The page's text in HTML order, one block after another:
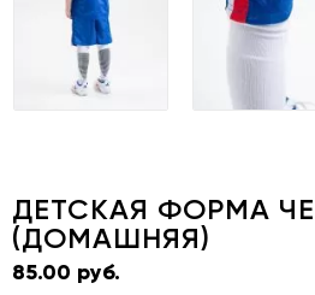
ДЕТСКАЯ ФОРМА
(ДОМАШНЯЯ)
85.00 руб.